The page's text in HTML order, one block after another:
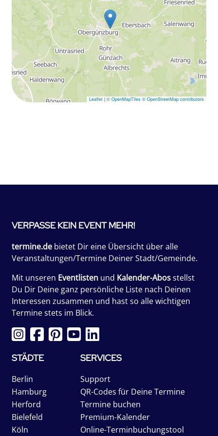
Leaflet | © OpenMapTiles © OpenStreetMap contributors
VERPASSE KEIN EVENT MEHR!
termine.de bietet Dir eine Übersicht über alle
Veranstaltungen/Termine Deiner Stadt/Gemeinde.
Mit unseren Eventlisten und Kalender-Abosstellst
Du Dir Deine ganz persönliche Liste nach Deinen
Interessen zusammen und hast so alle wichtigen
Termine stets im Blick.
STÄDTE
Berlin
Hamburg
Herford
Bielefeld
Köln
SERVICES
Support
QR-Codes für Deine Termine
Termine buchen
Premium-Kalender
Online-Terminbuchungstool